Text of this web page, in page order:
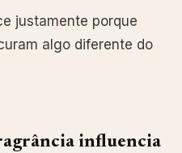
justamente porque
algo diferente do
influencia